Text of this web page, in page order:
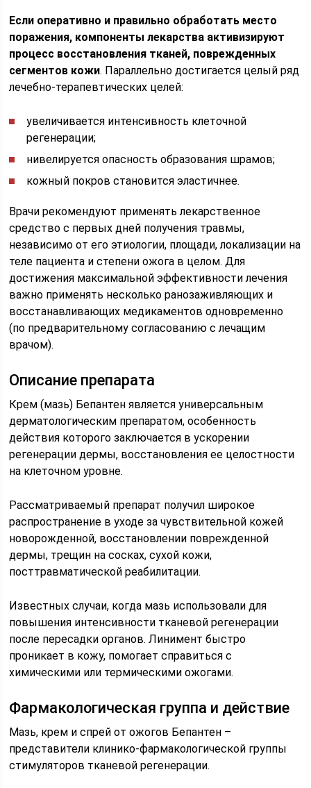
Если оперативно и правильно обработать место
поражения, компоненты лекарства активизируют
процесс восстановления тканей, поврежденных
сегментов кожи. Параллельно достигается целый ряд
лечебно-терапевтических целей:
увеличивается интенсивность клеточной
регенерации;
нивелируется опасность образования шрамов;
кожный покров становится эластичнее.
Врачи рекомендуют применять лекарственное
средство с первых дней получения травмы,
независимо от его этиологии, площади, локализации на
теле пациента и степени ожога в целом. Для
достижения максимальной эффективности лечения
важно применять несколько ранозаживляющих и
восстанавливающих медикаментов одновременно
(по предварительному согласованию с лечащим
врачом).
Описание препарата
Крем (мазь) Бепантен является универсальным
дерматологическим препаратом, особенность
действия которого заключается в ускорении
регенерации дермы, восстановления ее целостности
на клеточном уровне.
Рассматриваемый препарат получил широкое
распространение в уходе за чувствительной кожей
новорожденной, восстановлении поврежденной
дермы, трещин на сосках, сухой кожи,
посттравматической реабилитации.
Известных случаи, когда мазь использовали для
повышения интенсивности тканевой регенерации
после пересадки органов. Линимент быстро
проникает в кожу, помогает справиться с
химическими или термическими ожогами.
Фармакологическая группа и действие
Мазь, крем и спрей от ожогов Бепантен –
представители клинико-фармакологической группы
стимуляторов тканевой регенерации.